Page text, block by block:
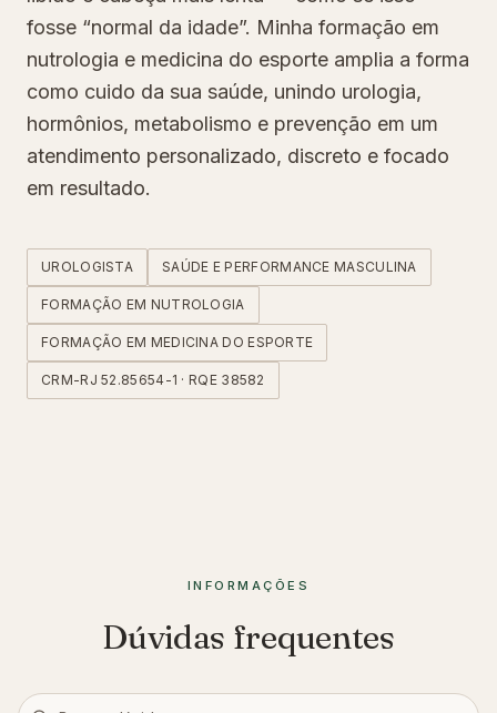
fosse “normal da idade”. Minha formação em
nutrologia e medicina do esporte amplia a forma
como cuido da sua saúde, unindo urologia,
hormônios, metabolismo e prevenção em um
atendimento personalizado, discreto e focado
em resultado.
UROLOGISTA SAÚDE E PERFORMANCE MASCULINA
FORMAÇÃO EM NUTROLOGIA
FORMAÇÃO EM MEDICINA DO ESPORTE
CRM-RJ 52.85654-1 · RQE 38582
INFORMAÇÕES
Dúvidas frequentes